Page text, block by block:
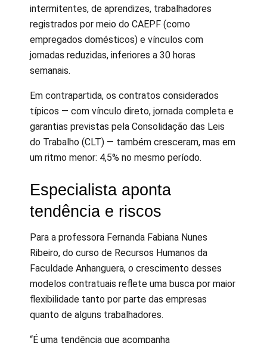
intermitentes, de aprendizes, trabalhadores
registrados por meio do CAEPF (como
empregados domésticos) e vínculos com
jornadas reduzidas, inferiores a 30 horas
semanais.
Em contrapartida, os contratos considerados
típicos — com vínculo direto, jornada completa e
garantias previstas pela Consolidação das Leis
do Trabalho (CLT) — também cresceram, mas em
um ritmo menor: 4,5% no mesmo período.
Especialista aponta
tendência e riscos
Para a professora Fernanda Fabiana Nunes
Ribeiro, do curso de Recursos Humanos da
Faculdade Anhanguera, o crescimento desses
modelos contratuais reflete uma busca por maior
flexibilidade tanto por parte das empresas
quanto de alguns trabalhadores.
“É uma tendência que acompanha